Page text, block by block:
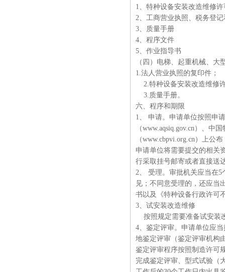
1、特种设备安装改造维修
2、工商营业执照、税务登
3、质量手册
4、程序文件
5、作业指导书
（四）电梯、起重机械、大
1.法人营业执照的复印件；
2.特种设备安装改造维修
3.质量手册。
六、程序和期限
1、 申请。申请单位按照申
（www.aqsiq.gov.cn）、中
（www.cbpvi.org.cn）上公
申请单位将需要提交的相关
行采取挂号邮寄或者直接送
2、 受理。审批机关应当在
见；不同意受理的，还应当
书以及《特种设备行政许可
3、试安装改造维修
按照规定需要准备试安装
4、鉴定评审。申请单位应
地鉴定评审（鉴定评审机构
鉴定评审程序按照制造许可
完成鉴定评审、型式试验（